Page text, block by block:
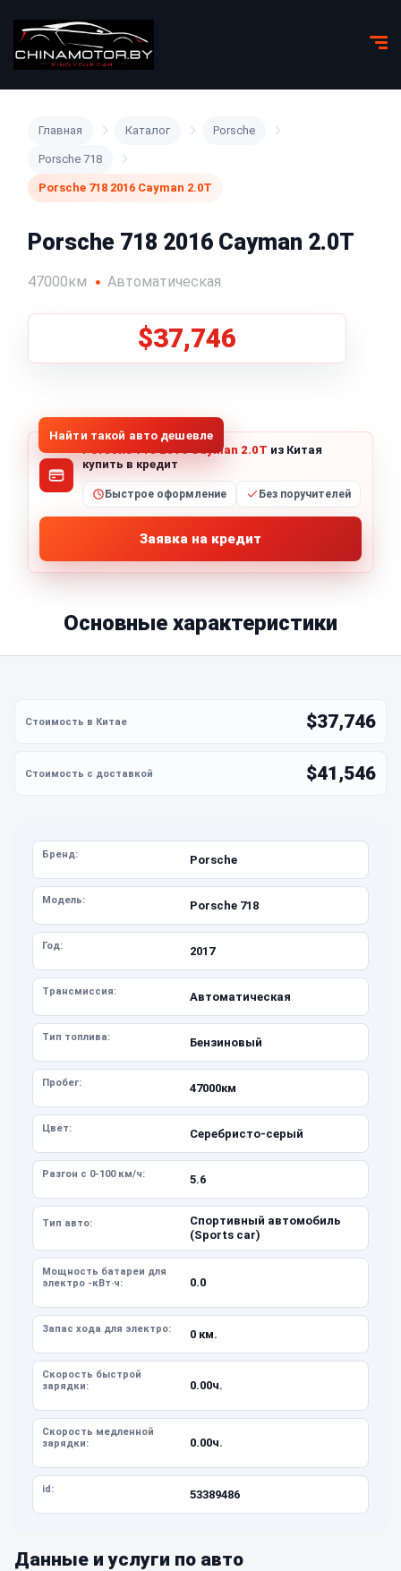
Главная Каталог Porsche
Porsche 718
Porsche 718 2016 Cayman 2.0T
Porsche 718 2016 Cayman 2.0T
47000км Автоматическая
$37,746
Найти такой авто дешевле
Porsche 718 2016 Cayman 2.0T из Китая
купить в кредит
Быстрое оформление Без поручителей
Заявка на кредит
Основные характеристики
$37,746
$41,546
Бренд: Porsche
Модель: Porsche 718
Год: 2017
Трансмиссия: Автоматическая
Тип топлива: Бензиновый
Пробег: 47000км
Цвет: Серебристо-серый
Разгон с 0-100 км/ч: 5.6
Тип авто:
Спортивный автомобиль
(Sports car)
Мощность батареи для
электро -кВт·ч:
0.0
Запас хода для электро: 0 км.
Скорость быстрой
зарядки:
0.00ч.
Скорость медленной
зарядки:
0.00ч.
id: 53389486
Данные и услуги по авто